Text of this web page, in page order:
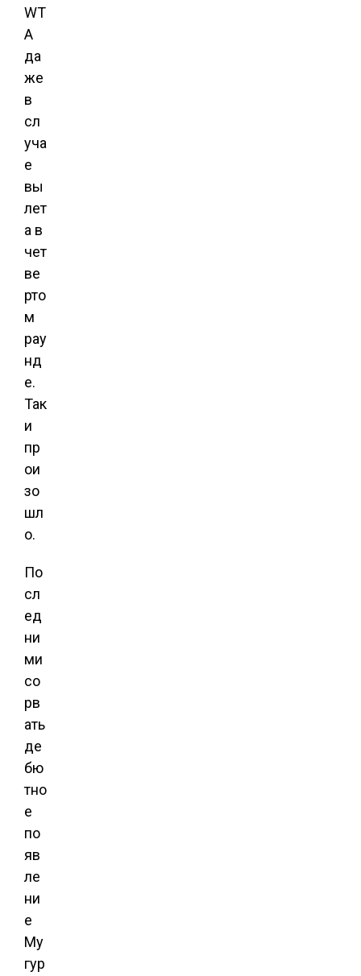
WT
A
да
же
в
сл
уча
е
вы
лет
а в
чет
ве
рто
м
рау
нд
е.
Так
и
пр
ои
зо
шл
о.
По
сл
ед
ни
ми
со
рв
ать
де
бю
тно
е
по
яв
ле
ни
е
Му
гур